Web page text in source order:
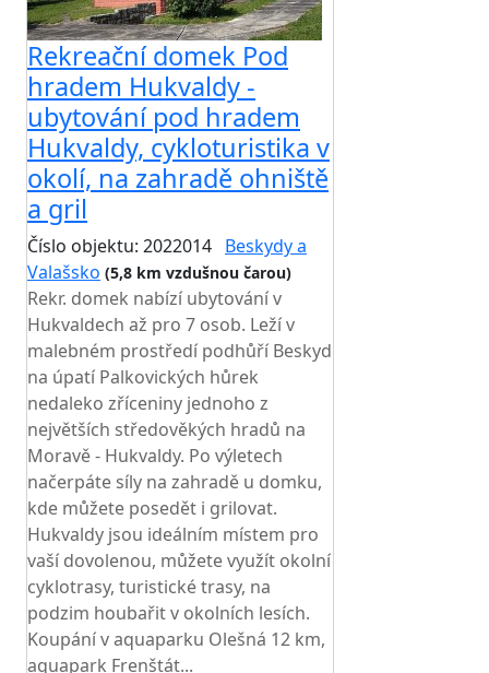
Rekreační domek Pod
hradem Hukvaldy -
ubytování pod hradem
Hukvaldy, cykloturistika v
okolí, na zahradě ohniště
a gril
Číslo objektu: 2022014 Beskydy a
Valašsko (5,8 km vzdušnou čarou)
Rekr. domek nabízí ubytování v
Hukvaldech až pro 7 osob. Leží v
malebném prostředí podhůří Beskyd
na úpatí Palkovických hůrek
nedaleko zříceniny jednoho z
největších středověkých hradů na
Moravě - Hukvaldy. Po výletech
načerpáte síly na zahradě u domku,
kde můžete posedět i grilovat.
Hukvaldy jsou ideálním místem pro
vaší dovolenou, můžete využít okolní
cyklotrasy, turistické trasy, na
podzim houbařit v okolních lesích.
Koupání v aquaparku Olešná 12 km,
aquapark Frenštát...